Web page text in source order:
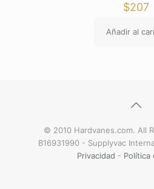
$207
Añadir al
© 2010 Hardvanes.com. All
B16931990 - Supplyvac
Privacidad - Política